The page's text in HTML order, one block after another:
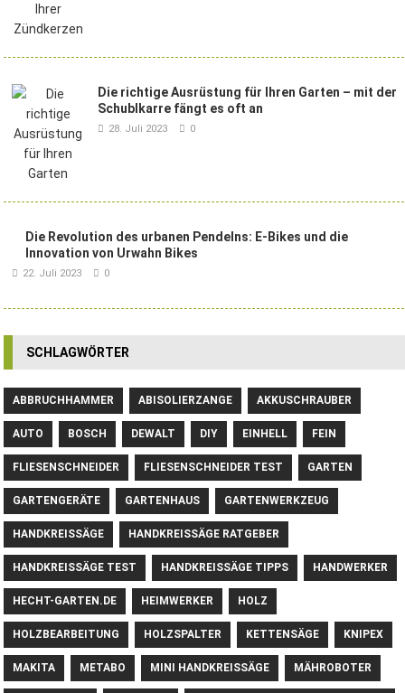
Die richtige Ausrüstung für Ihren Garten – mit der
Schublkarre fängt es oft an
28. Juli 2023 0
Die Revolution des urbanen Pendelns: E-Bikes und die
Innovation von Urwahn Bikes
22. Juli 2023 0
SCHLAGWÖRTER
ABBRUCHHAMMER ABISOLIERZANGE AKKUSCHRAUBER
AUTO BOSCH DEWALT DIY EINHELL FEIN
FLIESENSCHNEIDER FLIESENSCHNEIDER TEST GARTEN
GARTENGERÄTE GARTENHAUS GARTENWERKZEUG
HANDKREISSÄGE HANDKREISSÄGE RATGEBER
HANDKREISSÄGE TEST HANDKREISSÄGE TIPPS HANDWERKER
HECHT-GARTEN.DE HEIMWERKER HOLZ
HOLZBEARBEITUNG HOLZSPALTER KETTENSÄGE KNIPEX
MAKITA METABO MINI HANDKREISSÄGE MÄHROBOTER